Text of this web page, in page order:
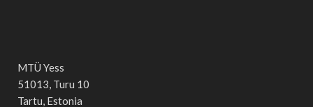
MTÜ Yess
51013, Turu 10
Tartu, Estonia